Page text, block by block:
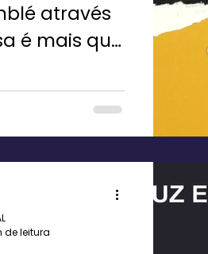
através
é mais que
mais.
de leitura